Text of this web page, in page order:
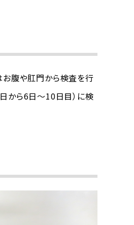
お腹や肛門から検査を行
から6日～10日目）に検